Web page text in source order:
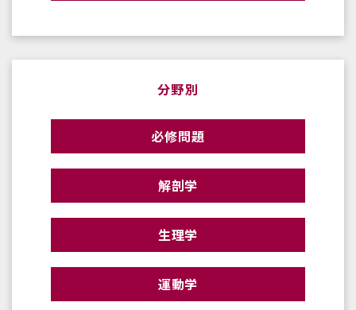
分野別
必修問題
解剖学
生理学
運動学